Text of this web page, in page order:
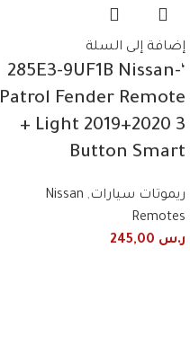
إضافة إلى السلة
‘-285E3-9UF1B Nissan
Patrol Fender Remote
+ Light 2019+2020 3
Button Smart
ريموتات سيارات,
Nissan
Remotes
ر.س